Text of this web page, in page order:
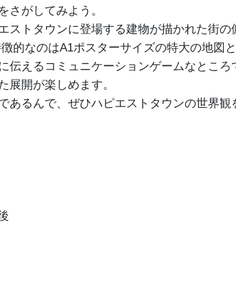
さがしてみよう。
ストタウンに登場する建物が描かれた街
的なのはA1ポスターサイズの特大の地図
伝えるコミュニケーションゲームなとこ
展開が楽しめます。
あるんで、ぜひハピエストタウンの世界観